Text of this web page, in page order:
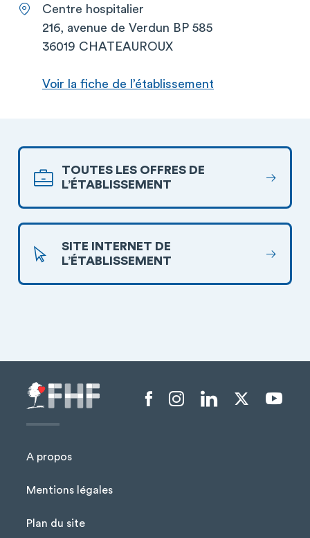
Centre hospitalier
216, avenue de Verdun BP 585
36019 CHATEAUROUX
Voir la fiche de l’établissement
TOUTES LES OFFRES DE
L’ÉTABLISSEMENT
SITE INTERNET DE
L’ÉTABLISSEMENT
Menu Pied de page
A propos
Mentions légales
Plan du site
Menu liens sociaux